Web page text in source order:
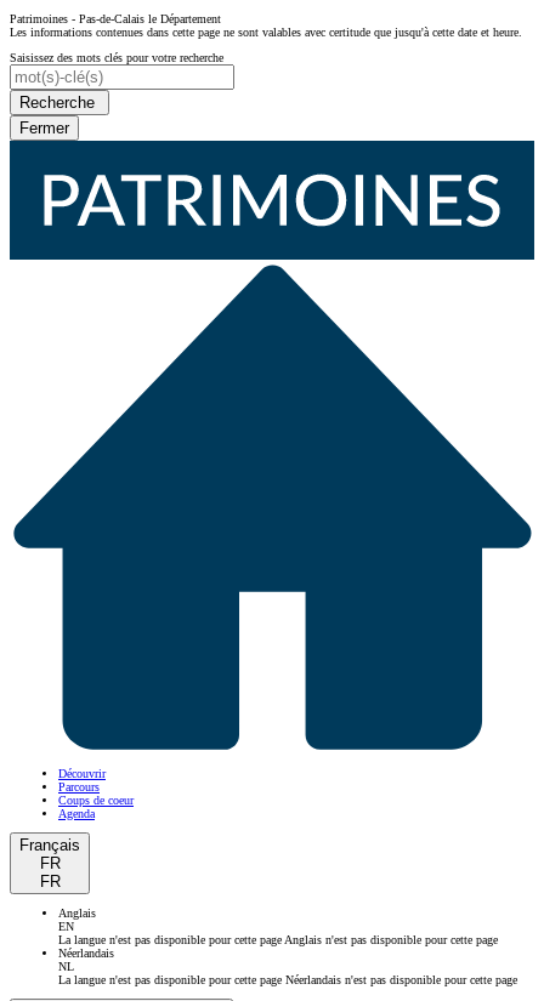
Patrimoines - Pas-de-Calais le Département
Les informations contenues dans cette page ne sont valables avec certitude que jusqu'à cette date et heure.
Saisissez des mots clés pour votre recherche
Recherche
Fermer
Découvrir
Parcours
Coups de coeur
Agenda
Français
FR
FR
Anglais
EN
La langue n'est pas disponible pour cette page Anglais n'est pas disponible pour cette page
Néerlandais
NL
La langue n'est pas disponible pour cette page Néerlandais n'est pas disponible pour cette page